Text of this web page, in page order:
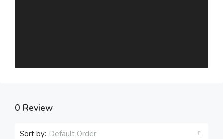
0 Review
Sort by: Default Order